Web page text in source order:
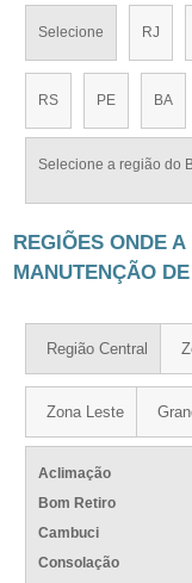
Selecione RJ
RS PE BA
Selecione a região do
REGIÕES ONDE
MANUTENÇÃO
Região Central
Zona Leste
Aclimação
Bom Retiro
Cambuci
Consolação